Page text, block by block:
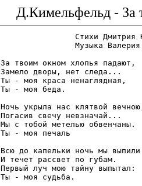
Д.Кимельфельд - За
За твоим окном хлопья падают,
Замело дворы, нет следа...
Ты - моя краса
Ты - моя беда.
Ночь укрыла нас клятвой
Погасив свечу невзначай...
Мы с тобой метелью
Ты - моя печаль
Всю до капельки ночь мы выпили
И течет рассвет по губам.
Первый луч мою тайну